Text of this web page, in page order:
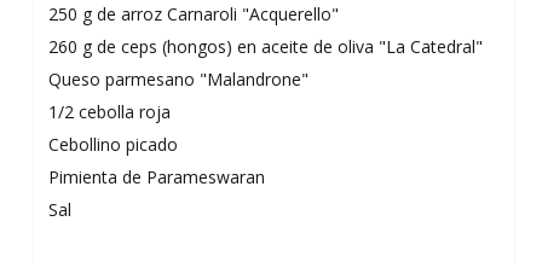
250 g de arroz Carnaroli "Acquerello"
260 g de ceps (hongos) en aceite de oliva "La Catedral"
Queso parmesano "Malandrone"
1/2 cebolla roja
Cebollino picado
Pimienta de Parameswaran
Sal